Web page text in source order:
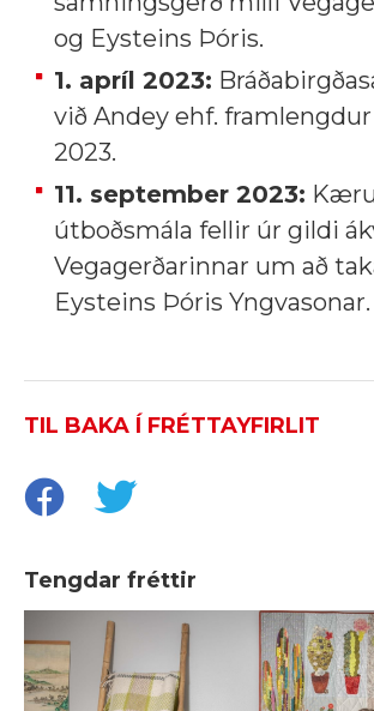
og Eysteins Þóris.
1. apríl 2023:
við Andey ehf.
2023.
11. september 2023:
útboðsmála fellir úr gildi
Vegagerðarinnar um að
Eysteins Þóris Yngvasonar.
TIL BAKA Í FRÉTTAYFIRLIT
Tengdar fréttir